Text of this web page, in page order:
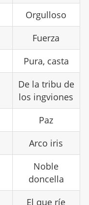
Orgulloso
Fuerza
Pura, casta
De la tribu de
los ingviones
Paz
Arco iris
Noble
doncella
El que ríe